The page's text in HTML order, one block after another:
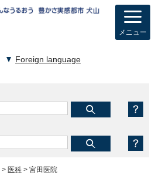
Foreign language
メニュー
> 医科 > 宮田医院